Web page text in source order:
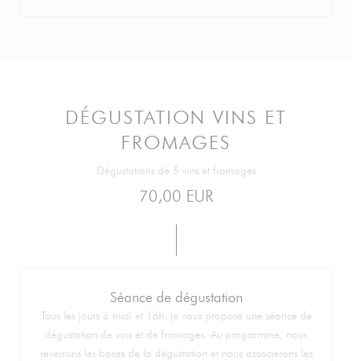
DÉGUSTATION VINS ET
FROMAGES
Dégustations de 5 vins et fromages
70,00 EUR
Séance de dégustation
Tous les jours à midi et 16h, je vous propose une séance de
dégustation de vins et de fromages. Au programme, nous
reverrons les bases de la dégustation et nous associerons les